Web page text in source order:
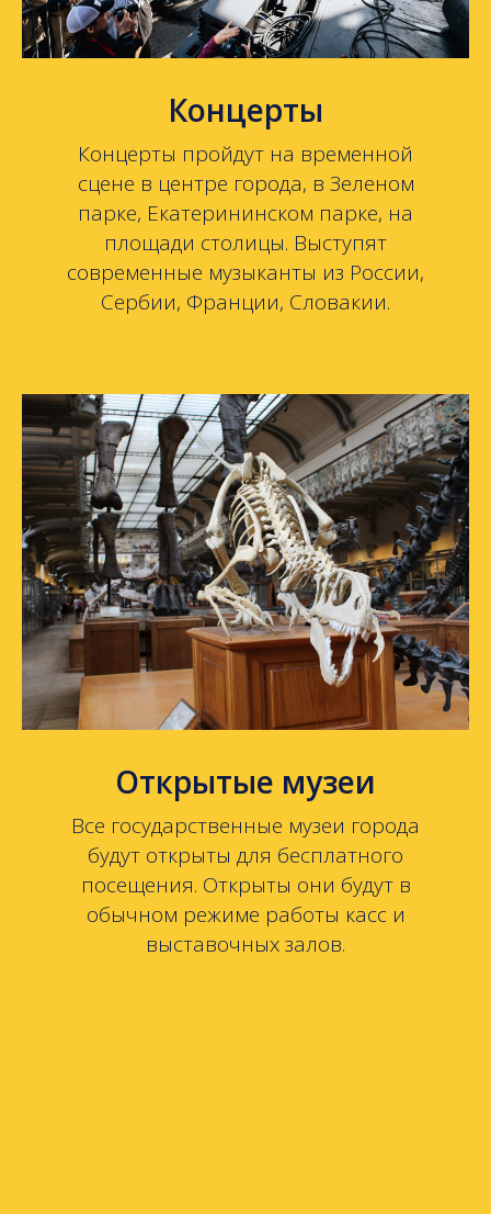
Концерты
Концерты пройдут на временной
сцене в центре города, в Зеленом
парке, Екатерининском парке, на
площади столицы. Выступят
современные музыканты из России,
Сербии, Франции, Словакии.
Открытые музеи
Все государственные музеи города
будут открыты для бесплатного
посещения. Открыты они будут в
обычном режиме работы касс и
выставочных залов.